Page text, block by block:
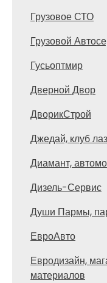
Грузовое СТО
Грузовой
Гусьоптмир
Дверной Двор
ДворикСтрой
Джедай, клуб
Диамант,
Дизель-Сервис
Души Пармы,
ЕвроАвто
Евродизайн,
материалов